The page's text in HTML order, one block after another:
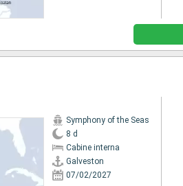
Symphony of the Seas
8 d
Cabine interna
Galveston
07/02/2027